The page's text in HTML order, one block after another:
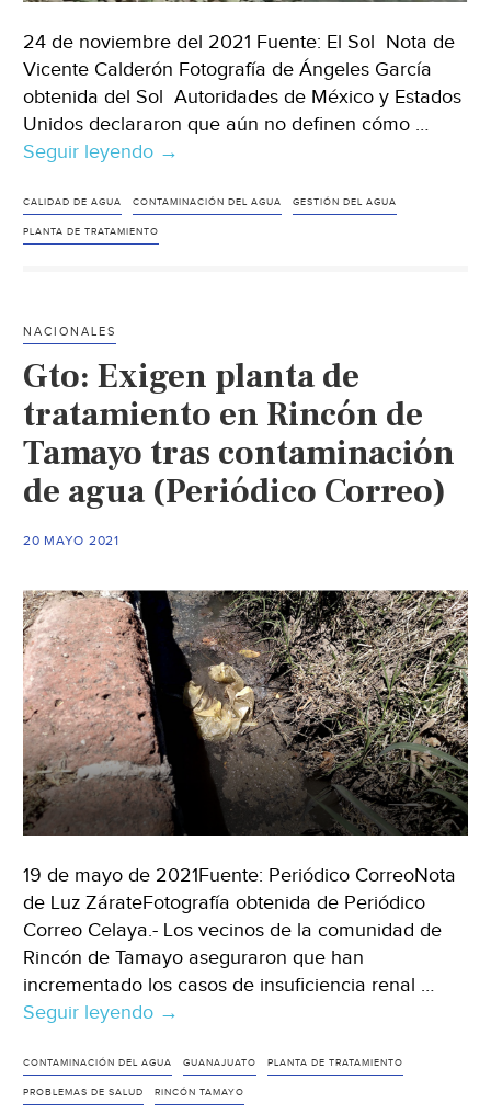
24 de noviembre del 2021 Fuente: El Sol Nota de
Vicente Calderón Fotografía de Ángeles García
obtenida del Sol Autoridades de México y Estados
Unidos declararon que aún no definen cómo …
Seguir leyendo Tijuana-
claro
contaminantes
en
Punta
Bandera
(El
Sol)
→
CALIDAD DE AGUA CONTAMINACIÓN DEL AGUA GESTIÓN DEL AGUA
PLANTA DE TRATAMIENTO
NACIONALES
Gto: Exigen planta de
tratamiento en Rincón de
Tamayo tras contaminación
de agua (Periódico Correo)
20 MAYO 2021
19 de mayo de 2021Fuente: Periódico CorreoNota
de Luz ZárateFotografía obtenida de Periódico
Correo Celaya.- Los vecinos de la comunidad de
Rincón de Tamayo aseguraron que han
incrementado los casos de insuficiencia renal …
Seguir leyendo Gto:
planta
de
→
CONTAMINACIÓN DEL AGUA GUANAJUATO PLANTA DE TRATAMIENTO
PROBLEMAS DE SALUD RINCÓN TAMAYO